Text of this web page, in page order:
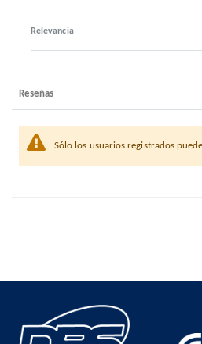
Relevancia
Reseñas
Sólo los usuarios registrados